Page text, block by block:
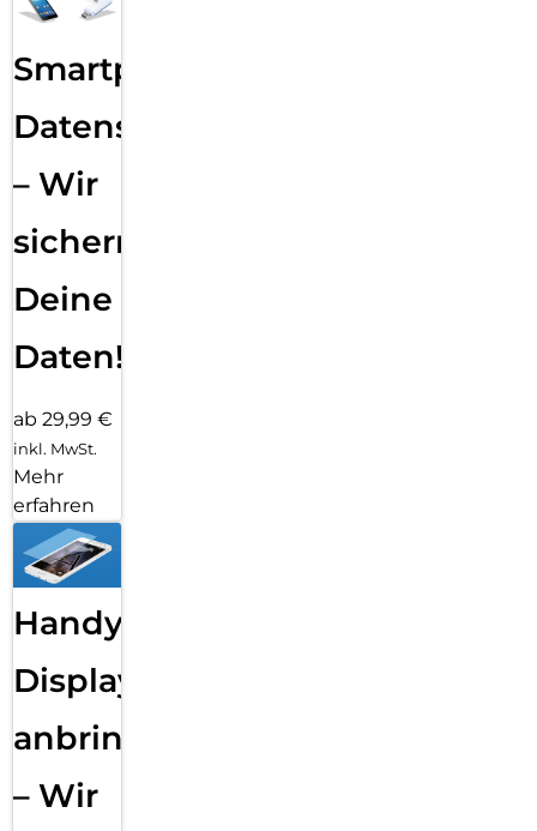
Smartphone
Datensicherung
– Wir
sichern
Deine
Daten!
ab 29,99 €
inkl. MwSt.
Mehr
erfahren
Handy
Displayfolie
anbringen
– Wir